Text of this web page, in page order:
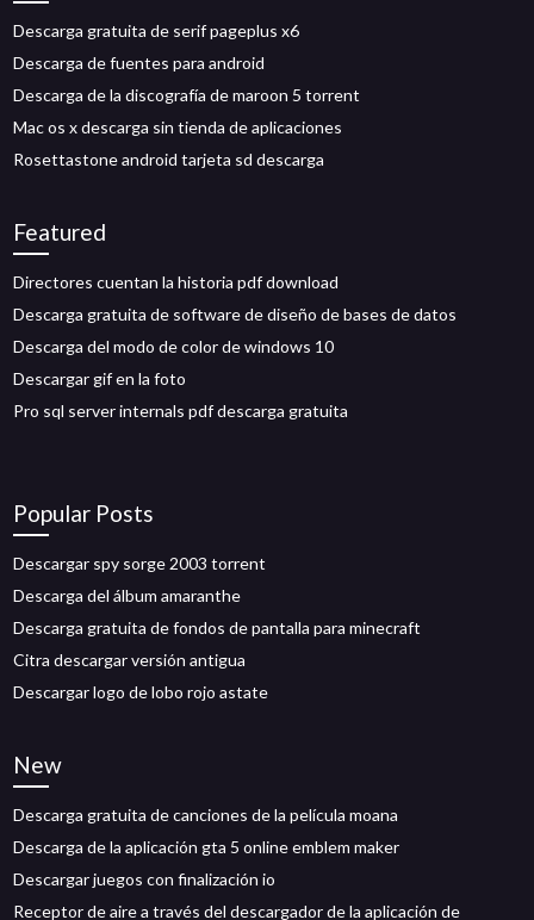
Descarga gratuita de serif pageplus x6
Descarga de fuentes para android
Descarga de la discografía de maroon 5 torrent
Mac os x descarga sin tienda de aplicaciones
Rosettastone android tarjeta sd descarga
Featured
Directores cuentan la historia pdf download
Descarga gratuita de software de diseño de bases de datos
Descarga del modo de color de windows 10
Descargar gif en la foto
Pro sql server internals pdf descarga gratuita
Popular Posts
Descargar spy sorge 2003 torrent
Descarga del álbum amaranthe
Descarga gratuita de fondos de pantalla para minecraft
Citra descargar versión antigua
Descargar logo de lobo rojo astate
New
Descarga gratuita de canciones de la película moana
Descarga de la aplicación gta 5 online emblem maker
Descargar juegos con finalización io
Receptor de aire a través del descargador de la aplicación de